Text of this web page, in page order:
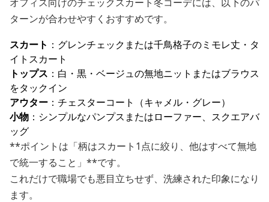
ターンが合わせやすくおすすめです。
スカート ：グレンチェックまたは千鳥格子のミモレ丈・タ
イトスカート
トップス ：白・黒・ベージュの無地ニットまたはブラウス
をタックイン
アウター ：チェスターコート（キャメル・グレー）
小物 ：シンプルなパンプスまたはローファー、スクエアバ
ッグ
**ポイントは「柄はスカート1点に絞り、他はすべて無地
で統一すること」**です。
これだけで職場でも悪目立ちせず、洗練された印象になり
ます。